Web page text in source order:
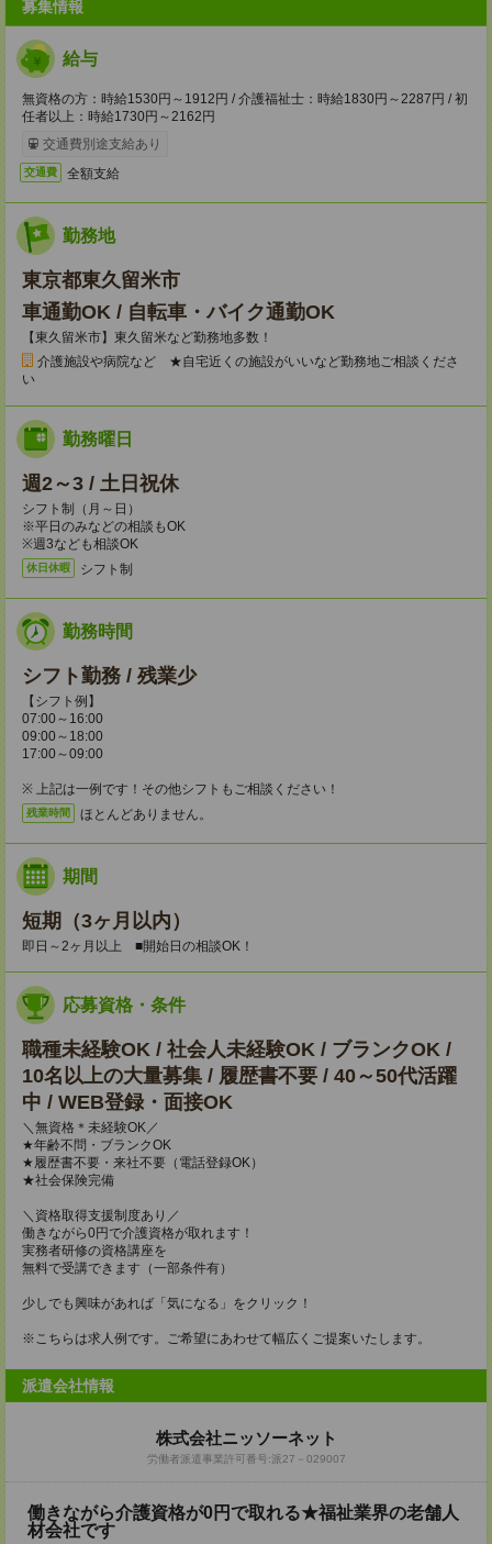
募集情報
給与
無資格の方：時給1530円～1912円 / 介護福祉士：時給1830円～2287円 / 初
任者以上：時給1730円～2162円
交通費別途支給あり
交通費 全額支給
勤務地
東京都東久留米市
車通勤OK / 自転車・バイク通勤OK
【東久留米市】東久留米など勤務地多数！
介護施設や病院など ★自宅近くの施設がいいなど勤務地ご相談くださ
い
勤務曜日
週2～3 / 土日祝休
シフト制（月～日）
※平日のみなどの相談もOK
※週3なども相談OK
休日休暇 シフト制
勤務時間
シフト勤務 / 残業少
【シフト例】
07:00～16:00
09:00～18:00
17:00～09:00
※ 上記は一例です！その他シフトもご相談ください！
残業時間 ほとんどありません。
期間
短期（3ヶ月以内）
即日～2ヶ月以上 ■開始日の相談OK！
応募資格・条件
職種未経験OK / 社会人未経験OK / ブランクOK /
10名以上の大量募集 / 履歴書不要 / 40～50代活躍
中 / WEB登録・面接OK
＼無資格＊未経験OK／
★年齢不問・ブランクOK
★履歴書不要・来社不要（電話登録OK）
★社会保険完備
＼資格取得支援制度あり／
働きながら0円で介護資格が取れます！
実務者研修の資格講座を
無料で受講できます（一部条件有）
少しでも興味があれば「気になる」をクリック！
※こちらは求人例です。ご希望にあわせて幅広くご提案いたします。
派遣会社情報
株式会社ニッソーネット
労働者派遣事業許可番号:派27－029007
働きながら介護資格が0円で取れる★福祉業界の老舗人
材会社です